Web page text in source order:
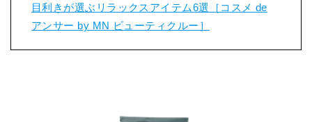
目利きが選ぶリラックスアイテム6選［コスメ de
アンサー by MN ビューティクルー］